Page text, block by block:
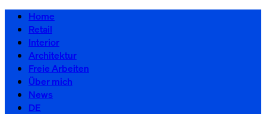
Home
Retail
Interior
Architektur
Freie Arbeiten
Über mich
News
DE